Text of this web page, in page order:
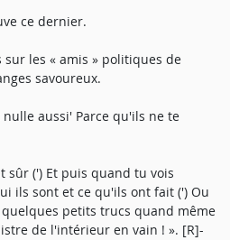
ce dernier.
les « amis » politiques de
savoureux.
nulle aussi' Parce qu'ils ne te
sûr (') Et puis quand tu vois
ils sont et ce qu'ils ont fait (') Ou
quelques petits trucs quand même
de l'intérieur en vain ! ». [R]-